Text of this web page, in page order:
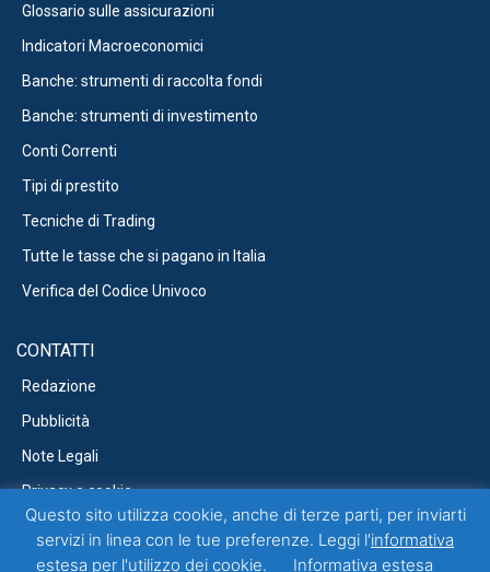
Glossario sulle assicurazioni
Indicatori Macroeconomici
Banche: strumenti di raccolta fondi
Banche: strumenti di investimento
Conti Correnti
Tipi di prestito
Tecniche di Trading
Tutte le tasse che si pagano in Italia
Verifica del Codice Univoco
CONTATTI
Redazione
Pubblicità
Note Legali
Privacy e cookie
Questo sito utilizza cookie, anche di terze parti, per inviarti
servizi in linea con le tue preferenze. Leggi l'informativa
estesa per l'utilizzo dei cookie. Informativa estesa